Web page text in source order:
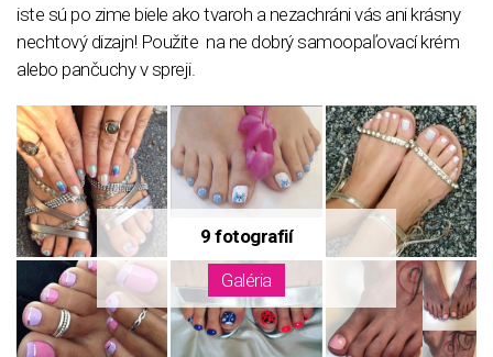
iste sú po zime biele ako tvaroh a nezachráni vás ani krásny
nechtový dizajn! Použite na ne dobrý samoopaľovací krém
alebo pančuchy v spreji.